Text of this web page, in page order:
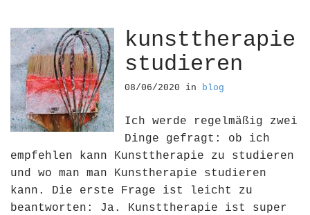
kunsttherapie
studieren
08/06/2020 in blog
Ich werde regelmäßig zwei
Dinge gefragt: ob ich
empfehlen kann Kunsttherapie zu studieren
und wo man man Kunstherapie studieren
kann. Die erste Frage ist leicht zu
beantworten: Ja. Kunsttherapie ist super